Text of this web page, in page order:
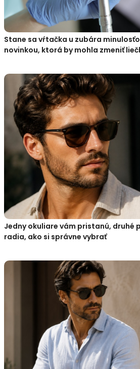
Stane sa vŕtačka u zubára
novinkou, ktorá by mohla zmeniť
Jedny okuliare vám pristanú, druhé
radia, ako si správne vybrať